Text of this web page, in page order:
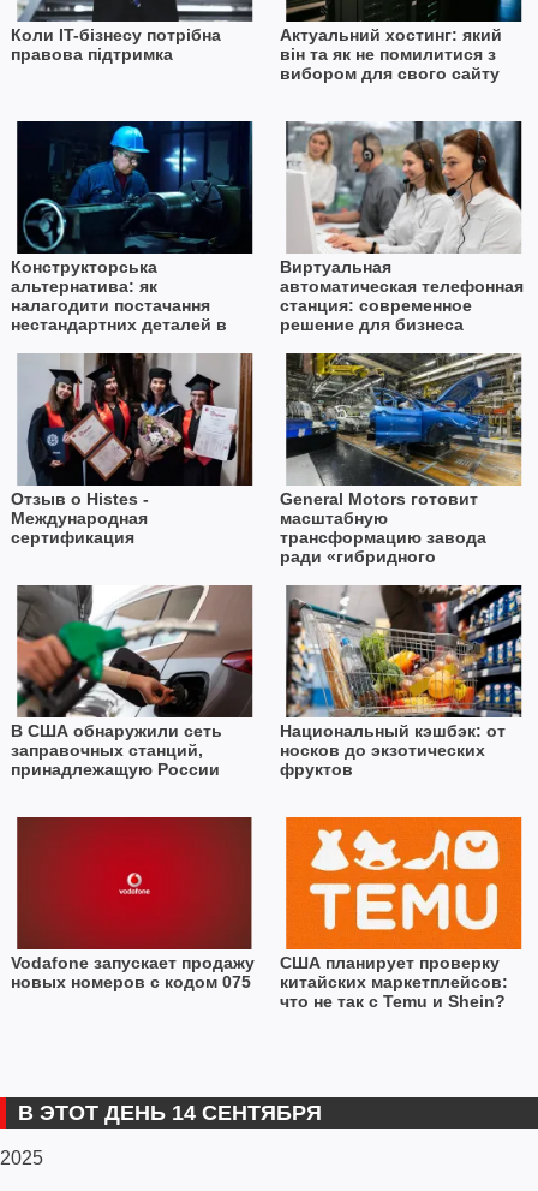
Коли IT-бізнесу потрібна
правова підтримка
Актуальний хостинг: який
він та як не помилитися з
вибором для свого сайту
Конструкторська
альтернатива: як
налагодити постачання
нестандартних деталей в
Виртуальная
автоматическая телефонная
станция: современное
решение для бизнеса
Отзыв о Histes -
Международная
сертификация
General Motors готовит
масштабную
трансформацию завода
ради «гибридного
В США обнаружили сеть
заправочных станций,
принадлежащую России
Национальный кэшбэк: от
носков до экзотических
фруктов
Vodafone запускает продажу
новых номеров с кодом 075
США планирует проверку
китайских маркетплейсов:
что не так с Temu и Shein?
В ЭТОТ ДЕНЬ 14 СЕНТЯБРЯ
2025